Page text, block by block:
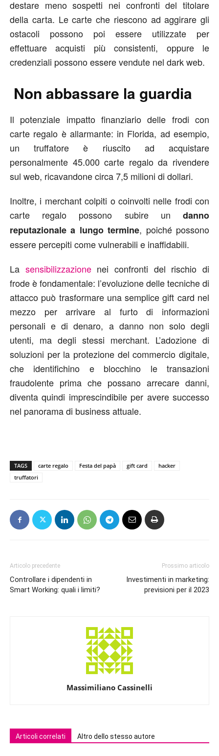
destare meno sospetti nei confronti del titolare
della carta. Le carte che riescono ad aggirare gli
ostacoli possono poi essere utilizzate per
effettuare acquisti più consistenti, oppure le
credenziali possono essere vendute nel dark web.
Non abbassare la guardia
Il potenziale impatto finanziario delle frodi con
carte regalo è allarmante: in Florida, ad esempio,
un truffatore è riuscito ad acquistare
personalmente 45.000 carte regalo da rivendere
sul web, ricavandone circa 7,5 milioni di dollari.
Inoltre, i merchant colpiti o coinvolti nelle frodi con
carte regalo possono subire un danno
reputazionale a lungo termine, poiché possono
essere percepiti come vulnerabili e inaffidabili.
La sensibilizzazione nei confronti del rischio di
frode è fondamentale: l’evoluzione delle tecniche di
attacco può trasformare una semplice gift card nel
mezzo per arrivare al furto di informazioni
personali e di denaro, a danno non solo degli
utenti, ma degli stessi merchant. L’adozione di
soluzioni per la protezione del commercio digitale,
che identifichino e blocchino le transazioni
fraudolente prima che possano arrecare danni,
diventa quindi imprescindibile per avere successo
nel panorama di business attuale.
TAGS carte regalo Festa del papà gift card
hacker
truffatori
Articolo precedente
Controllare i dipendenti in
Smart Working: quali i limiti?
Prossimo articolo
Investimenti in marketing:
previsioni per il 2023
Massimiliano Cassinelli
Articoli correlati Altro dello stesso autore